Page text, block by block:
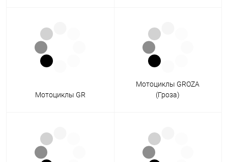
Мотоциклы GR
Мотоциклы GROZA
(Гроза)